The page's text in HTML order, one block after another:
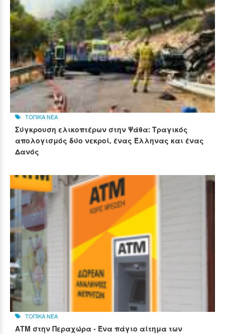
ΤΟΠΙΚΑ ΝΕΑ
Σύγκρουση ελικοπτέρων στην Ψάθα: Τραγικός
απολογισμός δύο νεκροί, ένας Έλληνας και ένας
Δανός
ΤΟΠΙΚΑ ΝΕΑ
ΑΤΜ στην Περαχώρα - Ένα πάγιο αίτημα των